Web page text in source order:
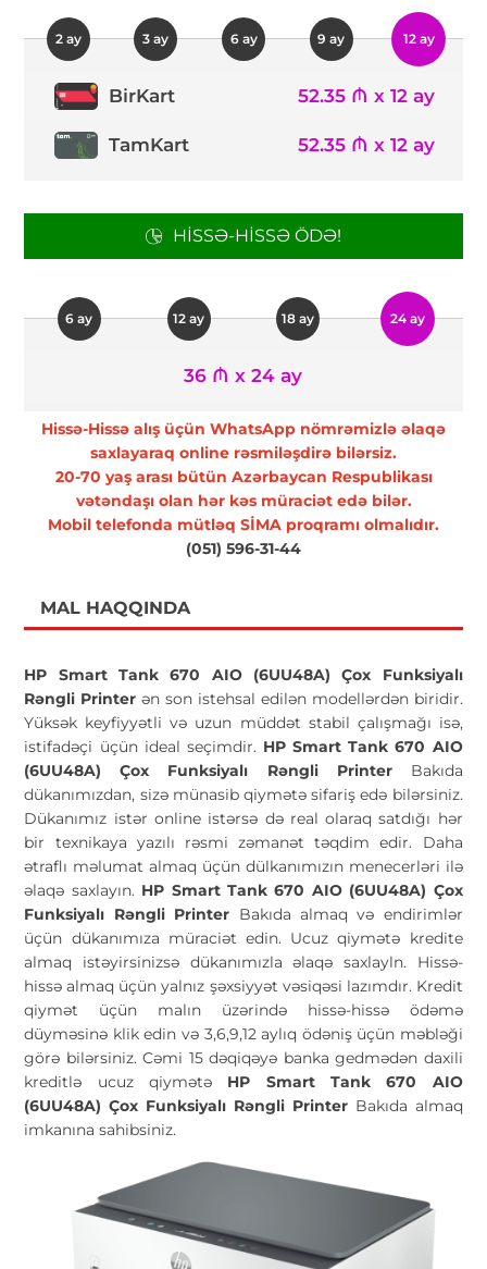
2 ay 3 ay 6 ay 9 ay 12 ay
BirKart 52.35 ₼ x 12 ay
TamKart 52.35 ₼ x 12 ay
HISSƏ-HISSƏ ÖDƏ!
6 ay 12 ay 18 ay 24 ay
36 ₼ x 24 ay
Hissə-Hissə alış üçün WhatsApp nömrəmizlə əlaqə
saxlayaraq online rəsmiləşdirə bilərsiz.
20-70 yaş arası bütün Azərbaycan Respublikası
vətəndaşı olan hər kəs müraciət edə bilər.
Mobil telefonda mütləq SİMA proqramı olmalıdır.
(051) 596-31-44
MAL HAQQINDA
HP Smart Tank 670 AIO (6UU48A) Çox Funksiyalı
Rəngli Printerən son istehsal edilən modellərdən biridir.
Yüksək keyfiyyətli və uzun müddət stabil çalışmağı isə,
istifadəçi üçün ideal seçimdir. HP Smart Tank 670 AIO
(6UU48A) Çox Funksiyalı Rəngli PrinterBakıda
dükanımızdan, sizə münasib qiymətə sifariş edə bilərsiniz.
Dükanımız istər online istərsə də real olaraq satdığı hər
bir texnikaya yazılı rəsmi zəmanət təqdim edir. Daha
ətraflı məlumat almaq üçün dülkanımızın menecerləri ilə
əlaqə saxlayın. HP Smart Tank 670 AIO (6UU48A) Çox
Funksiyalı Rəngli Printer Bakıda almaq və endirimlər
üçün dükanımıza müraciət edin. Ucuz qiymətə kredite
almaq istəyirsinizsə dükanımızla əlaqə saxlayln. Hissə-
hissə almaq üçün yalnız şəxsiyyət vəsiqəsi lazımdır. Kredit
qiymət üçün malın üzərində hissə-hissə ödəmə
düyməsinə klik edin və 3,6,9,12 aylıq ödəniş üçün məbləği
görə bilərsiniz. Cəmi 15 dəqiqəyə banka gedmədən daxili
kreditlə ucuz qiymətə HP Smart Tank 670 AIO
(6UU48A) Çox Funksiyalı Rəngli PrinterBakıda almaq
imkanına sahibsiniz.